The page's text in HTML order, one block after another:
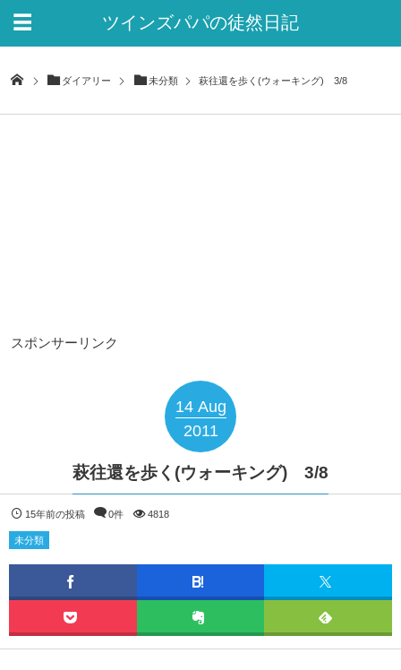
ツインズパパの徒然日記
ダイアリー 未分類 萩往還を歩く(ウォーキング) 3/8
スポンサーリンク
14 Aug
2011
萩往還を歩く(ウォーキング) 3/8
15年前の投稿 0件 4818
未分類